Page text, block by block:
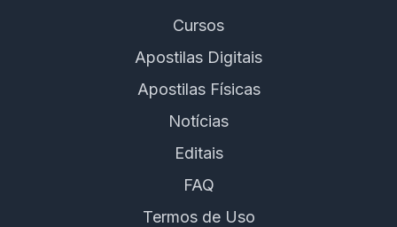
Cursos
Apostilas Digitais
Apostilas Físicas
Notícias
Editais
FAQ
Termos de Uso